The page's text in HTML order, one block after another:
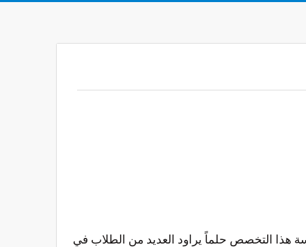
هذا التخصص حلماً يراود العديد من الطلاب في